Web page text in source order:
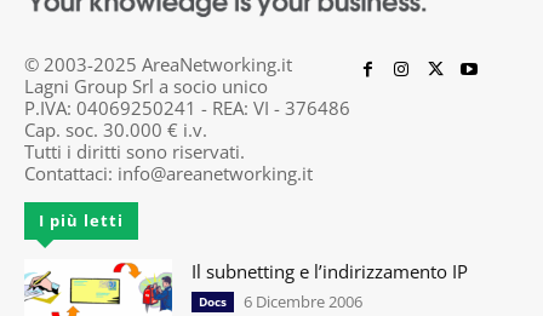
© 2003-2025 AreaNetworking.it
Lagni Group Srl a socio unico
P.IVA: 04069250241 - REA: VI - 376486
Cap. soc. 30.000 € i.v.
Tutti i diritti sono riservati.
Contattaci: info@areanetworking.it
I più letti
Il subnetting e l’indirizzamento IP
Docs 6 Dicembre 2006